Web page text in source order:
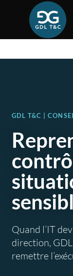
GDL T&C |
Quand l’IT
direction,
remettre